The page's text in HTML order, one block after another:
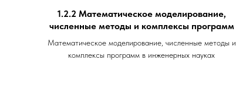
1.2.2 Математическое моделирование,
численные методы и комплексы программ
Математическое моделирование, численные методы и
комплексы программ в инженерных науках